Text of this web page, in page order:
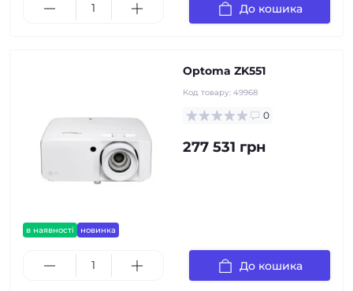
До кошика
в наявності новинка
Optoma ZK551
Код товару: 49968
0
277 531 грн
До кошика